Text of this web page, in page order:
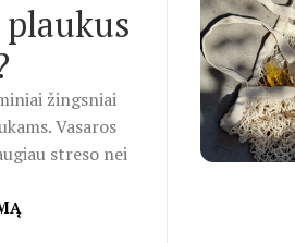
žingsniai
Vasaros
streso nei